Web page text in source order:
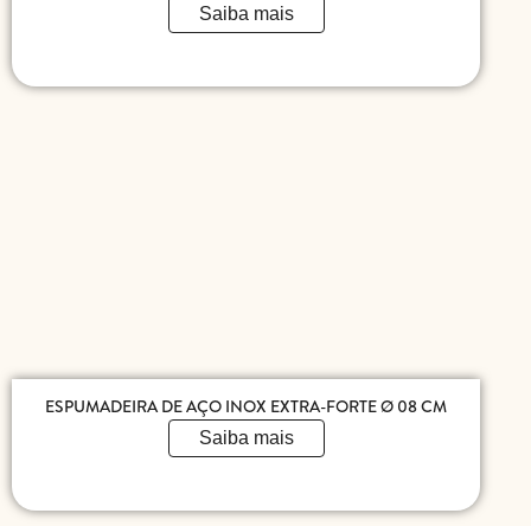
Saiba mais
ESPUMADEIRA DE AÇO INOX EXTRA-FORTE Ø 08 CM
Saiba mais